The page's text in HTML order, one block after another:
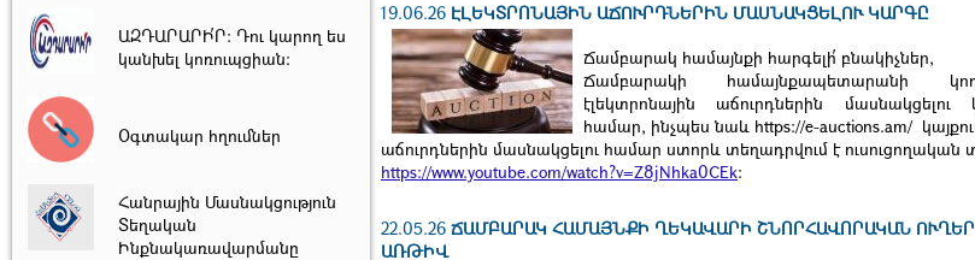
4
Հոկտեմբեր
Կենդանիների
պաշտպանության
համաշխարհային օր
ԱԶԴԱՐԱՐԻ՛Ր։ Դու կարող ես
կանխել կոռուպցիան։
Օգտակար հղումներ
Հանրային Մասնակցություն
Տեղական
Ինքնակառավարմանը
19.06.26 ԷԼԵԿՏՐՈՆԱՅԻՆ ԱՃՈՒՐԴՆԵՐԻՆ ՄԱՍՆԱԿՑԵԼՈՒ ԿԱՐԳԸ
Ճամբարակ համայնքի հարգելի՛ բնակիչներ,
Ճամբարակի համայնքապետարանի
էլեկտրոնային աճուրդներին
համար, ինչպես նաև https://e-auctions.am/
աճուրդներին մասնակցելու համար ստորև տեղադրվում է ուսուցողական
https://www.youtube.com/watch?v=Z8jNhka0CEk։
22.05.26 ՃԱՄԲԱՐԱԿ ՀԱՄԱՅՆՔԻ ՂԵԿԱՎԱՐԻ ՇՆՈՐՀԱՎՈՐԱԿԱՆ
ԱՌԹԻՎ